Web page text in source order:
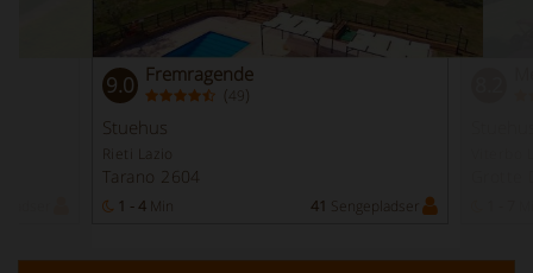
9.0 Fremragende
( 49)
Stuehus
Rieti Lazio
Tarano 2604
1 - 4 Min 41 Sengepladser